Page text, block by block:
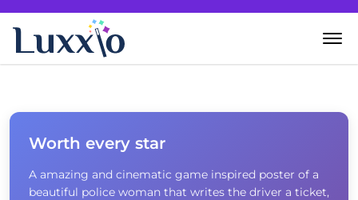
Wanddecoratie
Zelf creëren
Worth every star
A amazing and cinematic game inspired poster of a
beautiful police woman that writes the driver a ticket,